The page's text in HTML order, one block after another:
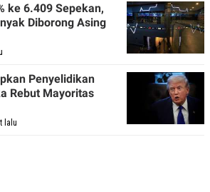
ke 6.409 Sepekan,
Diborong Asing
Penyelidikan
Rebut Mayoritas
lalu